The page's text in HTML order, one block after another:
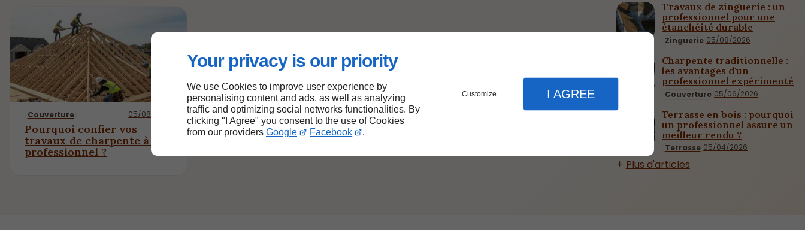
Your privacy is our priority
We use Cookies to improve user experience by
personalising content and ads, as well as analyzing
traffic and optimizing social networks functionalities. By
clicking "I Agree" you consent to the use of Cookies
from our providers Google Facebook .
Customize I AGREE
Zinguerie 05/08/2026
Travaux de zinguerie : un
professionnel pour une
étanchéité durable
Couverture 05/06/2026
Charpente traditionnelle :
les avantages d'un
professionnel expérimenté
Terrasse 05/04/2026
Terrasse en bois : pourquoi
un professionnel assure un
meilleur rendu ?
Plus d'articles
Couverture 05/08/2025
Pourquoi confier vos
travaux de charpente à un
professionnel ?